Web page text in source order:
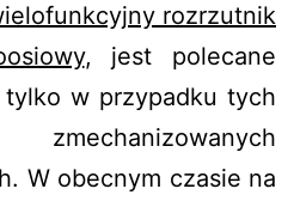
rozrzutnik
, jest polecane
w przypadku tych
W obecnym czasie na